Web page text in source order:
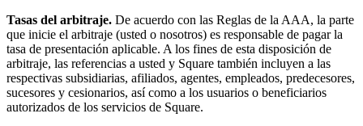
Tasas del arbitraje. De acuerdo con las Reglas de la AAA, la parte
que inicie el arbitraje (usted o nosotros) es responsable de pagar la
tasa de presentación aplicable. A los fines de esta disposición de
arbitraje, las referencias a usted y Square también incluyen a las
respectivas subsidiarias, afiliados, agentes, empleados, predecesores,
sucesores y cesionarios, así como a los usuarios o beneficiarios
autorizados de los servicios de Square.